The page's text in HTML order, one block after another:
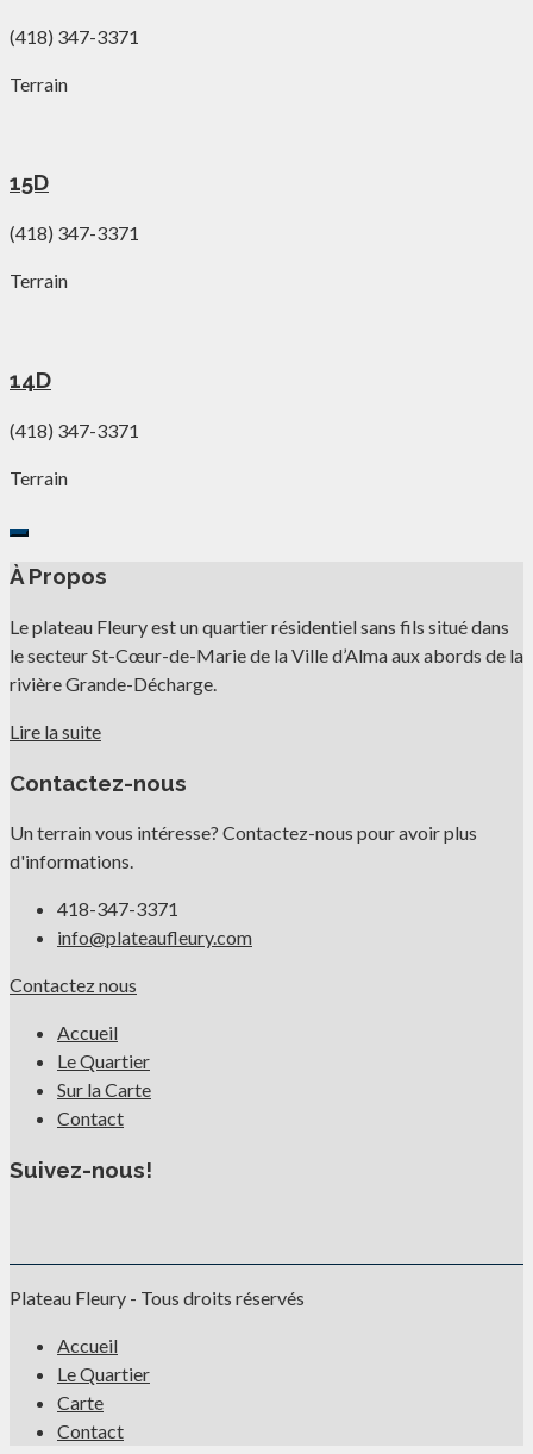
(418) 347-3371
Terrain
15D
(418) 347-3371
Terrain
14D
(418) 347-3371
Terrain
À Propos
Le plateau Fleury est un quartier résidentiel sans fils situé dans
le secteur St-Cœur-de-Marie de la Ville d’Alma aux abords de la
rivière Grande-Décharge.
Lire la suite
Contactez-nous
Un terrain vous intéresse? Contactez-nous pour avoir plus
d'informations.
418-347-3371
info@plateaufleury.com
Contactez nous
Accueil
Le Quartier
Sur la Carte
Contact
Suivez-nous!
Plateau Fleury - Tous droits réservés
Accueil
Le Quartier
Carte
Contact